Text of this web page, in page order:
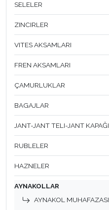
SELELER
ZINCIRLER
VITES AKSAMLARI
FREN AKSAMLARI
ÇAMURLUKLAR
BAGAJLAR
JANT-JANT TELI-JANT KAPAĞI
RUBLELER
HAZNELER
AYNAKOLLAR
AYNAKOL MUHAFAZASI